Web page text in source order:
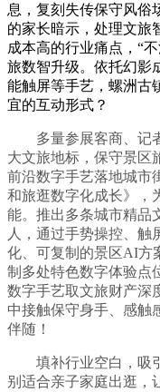
息，复刻失传保守风俗
的家长暗示，处理文旅
成本高的行业痛点，“
旅数智升级。依托幻影
能触屏等手艺，螺洲古
宜的互动形式？
多量参展客商、记者
大文旅地标，保守景区
前沿数字手艺落地城市
和旅逛数字化成长》，
能。推出多条城市精品
人，通过手势操控、触
化、可复制的景区AI方
制多处特色数字体验点
数字手艺取文旅财产深
中接触保守身手、感触
伴随！
填补行业空白，吸引
别适合亲子家庭出逛，